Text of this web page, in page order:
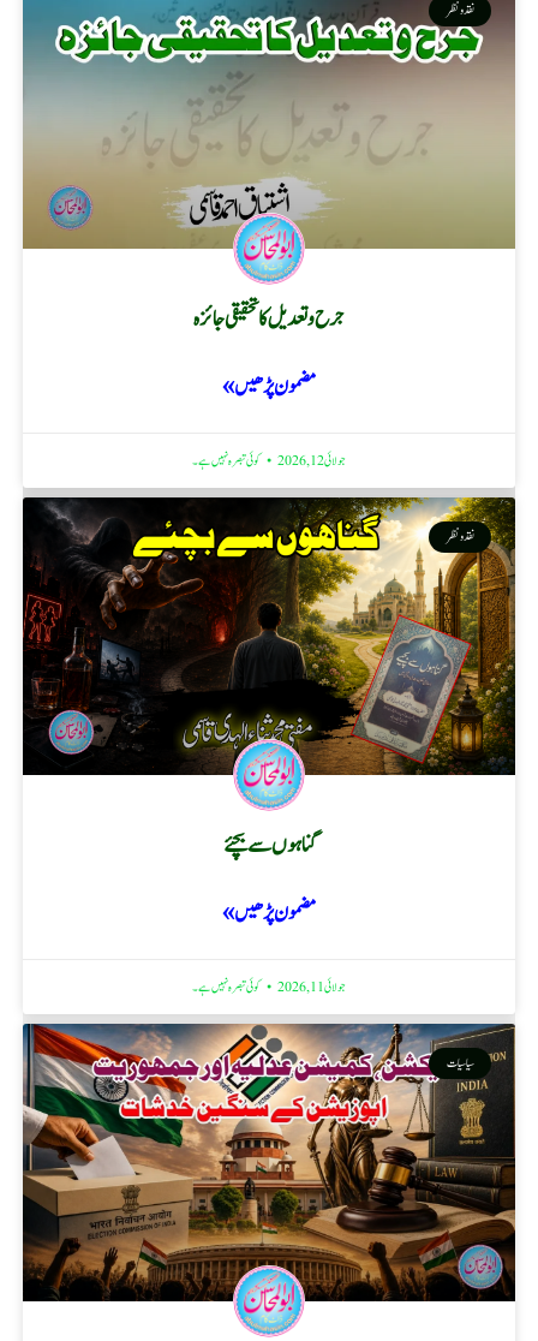
نقد ونظر
جرح و تعدیل کا تحقیقی جائزہ
مضمون پڑھیں »
جولائی 12, 2026 کوئی تبصرہ نہیں ہے۔
نقد ونظر
گناہوں سے بچئے
مضمون پڑھیں »
جولائی 11, 2026 کوئی تبصرہ نہیں ہے۔
سیاسیات